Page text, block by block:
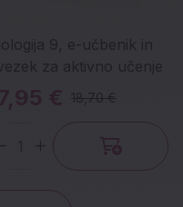
9, e-učbenik in
za aktivno učenje
18,70 €